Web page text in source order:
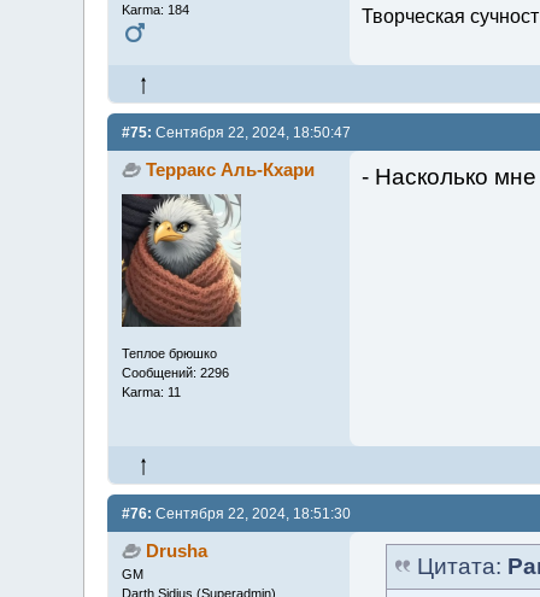
Karma: 184
Творческая
#75: Сентября 22, 2024, 18:50:47
Терракс Аль-Кхари
Теплое брюшко
Сообщений: 2296
Karma: 11
- Насколько
#76: Сентября 22, 2024, 18:51:30
Drusha
GM
Darth Sidius (Superadmin)
Цитата: